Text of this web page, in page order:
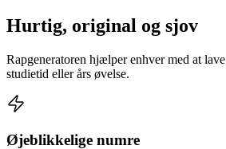
Hurtig, original og sjov
Rapgeneratoren hjælper enhver med at
studietid eller års øvelse.
Øjeblikkelige numre